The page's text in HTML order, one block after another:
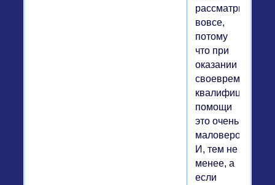
рассматриваем
вовсе,
потому
что при
оказании
своевременной
помощи
это очень
маловероятно.
И, тем не
менее, а
если